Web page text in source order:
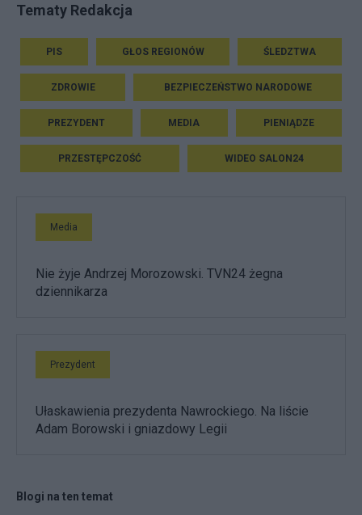
Tematy Redakcja
PIS GŁOS REGIONÓW ŚLEDZTWA
ZDROWIE BEZPIECZEŃSTWO NARODOWE
PREZYDENT MEDIA PIENIĄDZE
PRZESTĘPCZOŚĆ WIDEO SALON24
Media
Nie żyje Andrzej Morozowski. TVN24 żegna
dziennikarza
Prezydent
Ułaskawienia prezydenta Nawrockiego. Na liście
Adam Borowski i gniazdowy Legii
Blogi na ten temat